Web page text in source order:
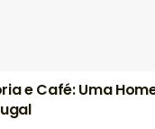
e Café: Uma